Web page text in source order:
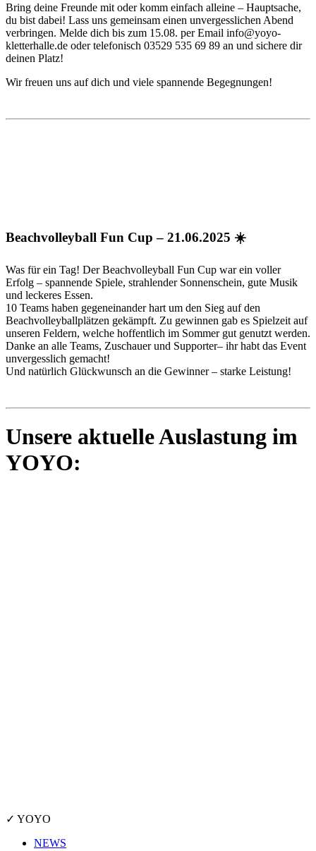
Bring deine Freunde mit oder komm einfach alleine – Hauptsache,
du bist dabei! Lass uns gemeinsam einen unvergesslichen Abend
verbringen. Melde dich bis zum 15.08. per Email info@yoyo-
kletterhalle.de oder telefonisch 03529 535 69 89 an und sichere dir
deinen Platz!
Wir freuen uns auf dich und viele spannende Begegnungen!
Beachvolleyball Fun Cup – 21.06.2025 ☀️
Was für ein Tag! Der Beachvolleyball Fun Cup war ein voller
Erfolg – spannende Spiele, strahlender Sonnenschein, gute Musik
und leckeres Essen.
10 Teams haben gegeneinander hart um den Sieg auf den
Beachvolleyballplätzen gekämpft. Zu gewinnen gab es Spielzeit auf
unseren Feldern, welche hoffentlich im Sommer gut genutzt werden.
Danke an alle Teams, Zuschauer und Supporter– ihr habt das Event
unvergesslich gemacht!
Und natürlich Glückwunsch an die Gewinner – starke Leistung!
Unsere aktuelle Auslastung im
YOYO:
✓ YOYO
NEWS